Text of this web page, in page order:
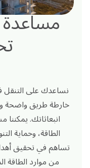
مساعدة
نساعدك على
خارطة طريق واضحة
انبعاثاتك.
الطاقة، وحماية
تساهم في تحقيق
من موارد الطاقة